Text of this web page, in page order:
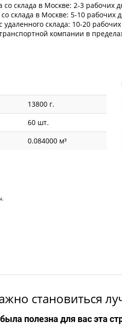
со склада в Москве: 2-3 рабочих
склада в Москве: 5-10
удаленного склада: 10-20
компании в
13800 г.
60 шт.
0.084000 м³
становиться
полезна для вас эта